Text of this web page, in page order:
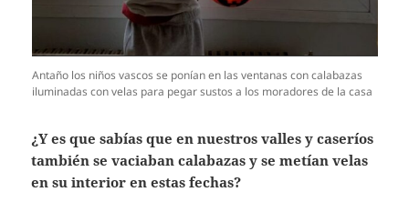
Antaño los niños vascos se ponían en las ventanas con calabazas
iluminadas con velas para pegar sustos a los moradores de la casa
¿Y es que sabías que en nuestros valles y caseríos
también se vaciaban calabazas y se metían velas
en su interior en estas fechas?